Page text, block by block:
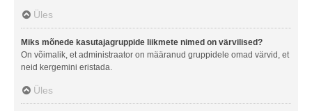
Üles
Miks mõnede kasutajagruppide liikmete nimed on värvilised?
On võimalik, et administraator on määranud gruppidele omad värvid, et
neid kergemini eristada.
Üles